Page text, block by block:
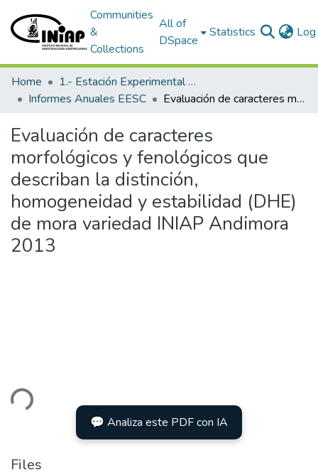
Communities
&
Collections
All of
DSpace
Statistics
Home
1.- Estación Experimental Santa Catalina
Informes Anuales EESC
Evaluación de caracteres morfológicos y fenológicos que describan la distinción, homogeneidad y estabilidad (DHE) de mora variedad INIAP Andimora 2013
Evaluación de caracteres
morfológicos y fenológicos que
describan la distinción,
homogeneidad y estabilidad (DHE)
de mora variedad INIAP Andimora
2013
💬 Analiza este PDF con IA
Files